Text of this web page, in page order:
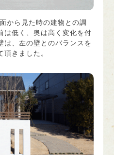
から見た時の建物との調
は低く、奥は高く変化を付
は、左の壁とのバランスを
きました。